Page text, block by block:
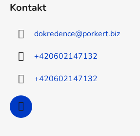
Kontakt
dokredence@porkert.biz
+420602147132
+420602147132